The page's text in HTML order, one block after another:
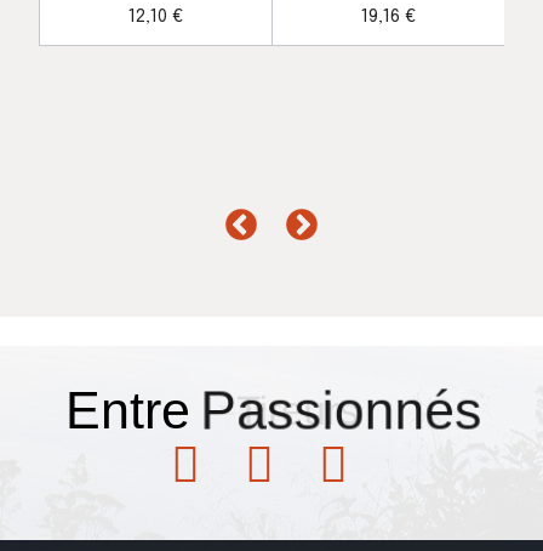
12,10 € 19,16 €
EntrePassionnés